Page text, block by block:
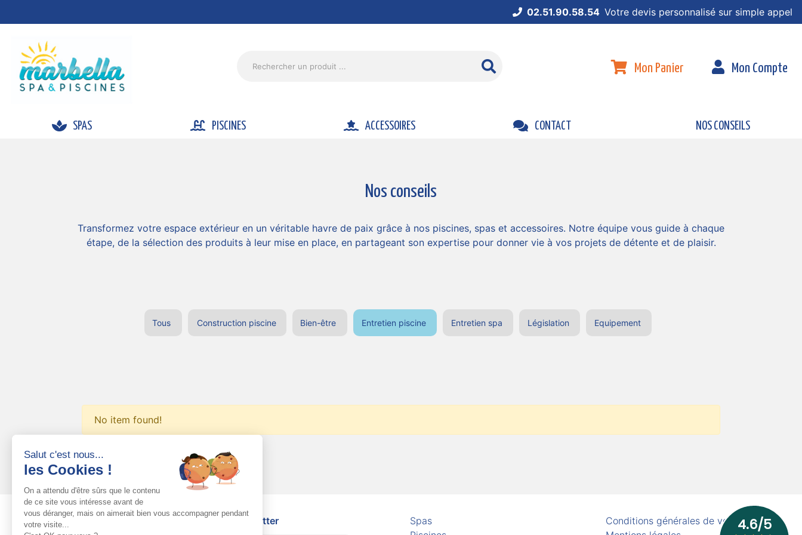
02.51.90.58.54 Votre devis personnalisé sur simple appel
Mon Panier Mon Compte
SPAS PISCINES ACCESSOIRES CONTACT NOS CONSEILS
Nos conseils
Transformez votre espace extérieur en un véritable havre de paix grâce à nos piscines, spas et accessoires. Notre équipe vous guide à chaque
étape, de la sélection des produits à leur mise en place, en partageant son expertise pour donner vie à vos projets de détente et de plaisir.
Tous Construction piscine Bien-être Entretien piscine Entretien spa Législation Equipement
No item found!
Piscines Marbella
Newsletter
Spas
Conditions générales de vente
Salut c'est nous...
les Cookies !
On a attendu d'être sûrs que le contenu
de ce site vous intéresse avant de
vous déranger, mais on aimerait bien vous accompagner pendant
votre visite...